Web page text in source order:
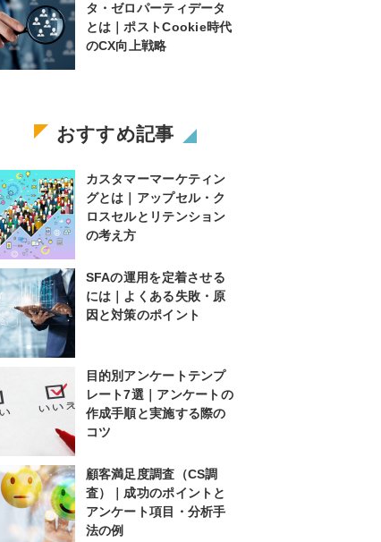
タ・ゼロパーティデータ
とは｜ポストCookie時代
のCX向上戦略
おすすめ記事
カスタマーマーケティン
グとは｜アップセル・ク
ロスセルとリテンション
の考え方
SFAの運用を定着させる
には｜よくある失敗・原
因と対策のポイント
目的別アンケートテンプ
レート7選｜アンケートの
作成手順と実施する際の
コツ
顧客満足度調査（CS調
査）｜成功のポイントと
アンケート項目・分析手
法の例